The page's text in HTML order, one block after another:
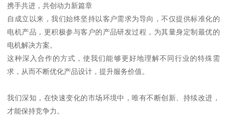
携手共进，共创动力新篇章
自成立以来，我们始终坚持以客户需求为导向，不仅提供标准化的
电机产品，更积极参与客户的产品研发过程，为其量身定制最优的
电机解决方案。
这种深入合作的方式，使我们能够更好地理解不同行业的特殊需
求，从而不断优化产品设计，提升服务价值。
我们深知，在快速变化的市场环境中，唯有不断创新、持续改进，
才能保持竞争力。